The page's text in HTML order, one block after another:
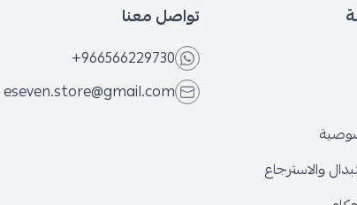
والاسترجاع
تواصل معنا
+966566229730
eseven.store@gmail.com